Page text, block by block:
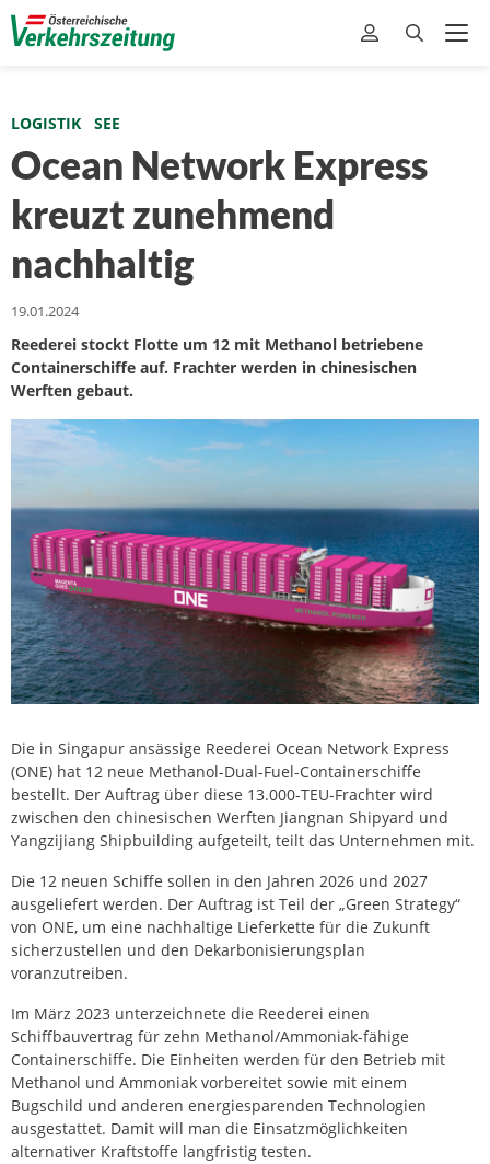
LOGISTIK SEE
Ocean Network Express
kreuzt zunehmend
nachhaltig
19.01.2024
Reederei stockt Flotte um 12 mit Methanol betriebene
Containerschiffe auf. Frachter werden in chinesischen
Werften gebaut.
Die in Singapur ansässige Reederei Ocean Network Express
(ONE) hat 12 neue Methanol-Dual-Fuel-Containerschiffe
bestellt. Der Auftrag über diese 13.000-TEU-Frachter wird
zwischen den chinesischen Werften Jiangnan Shipyard und
Yangzijiang Shipbuilding aufgeteilt, teilt das Unternehmen mit.
Die 12 neuen Schiffe sollen in den Jahren 2026 und 2027
ausgeliefert werden. Der Auftrag ist Teil der „Green Strategy“
von ONE, um eine nachhaltige Lieferkette für die Zukunft
sicherzustellen und den Dekarbonisierungsplan
voranzutreiben.
Im März 2023 unterzeichnete die Reederei einen
Schiffbauvertrag für zehn Methanol/Ammoniak-fähige
Containerschiffe. Die Einheiten werden für den Betrieb mit
Methanol und Ammoniak vorbereitet sowie mit einem
Bugschild und anderen energiesparenden Technologien
ausgestattet. Damit will man die Einsatzmöglichkeiten
alternativer Kraftstoffe langfristig testen.